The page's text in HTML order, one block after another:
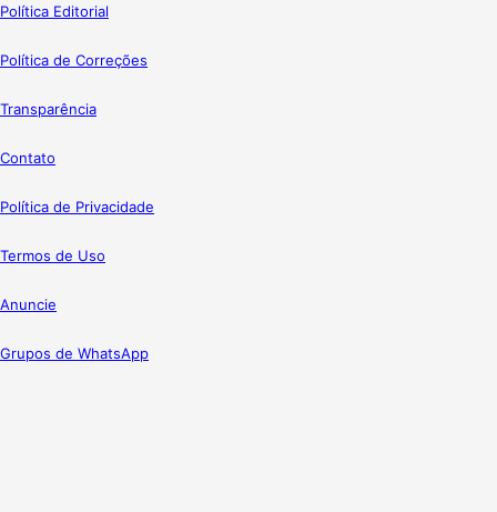
Política Editorial
Política de Correções
Transparência
Contato
Política de Privacidade
Termos de Uso
Anuncie
Grupos de WhatsApp